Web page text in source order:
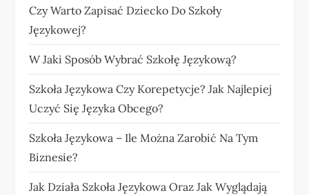
Czy Warto Zapisać Dziecko Do Szkoły
Językowej?
W Jaki Sposób Wybrać Szkołę Językową?
Szkoła Językowa Czy Korepetycje? Jak Najlepiej
Uczyć Się Języka Obcego?
Szkoła Językowa – Ile Można Zarobić Na Tym
Biznesie?
Jak Działa Szkoła Językowa Oraz Jak Wyglądają